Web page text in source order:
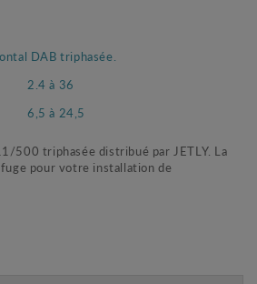
DAB triphasée.
2.4 à 36
6,5 à 24,5
500 triphasée distribué par JETLY. La
pour votre installation de